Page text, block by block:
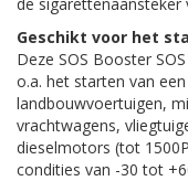
Geschikt voor het
Deze SOS Booster
o.a. het starten van
landbouwvoertuigen,
vrachtwagens,
dieselmotors (tot
condities van -30 tot